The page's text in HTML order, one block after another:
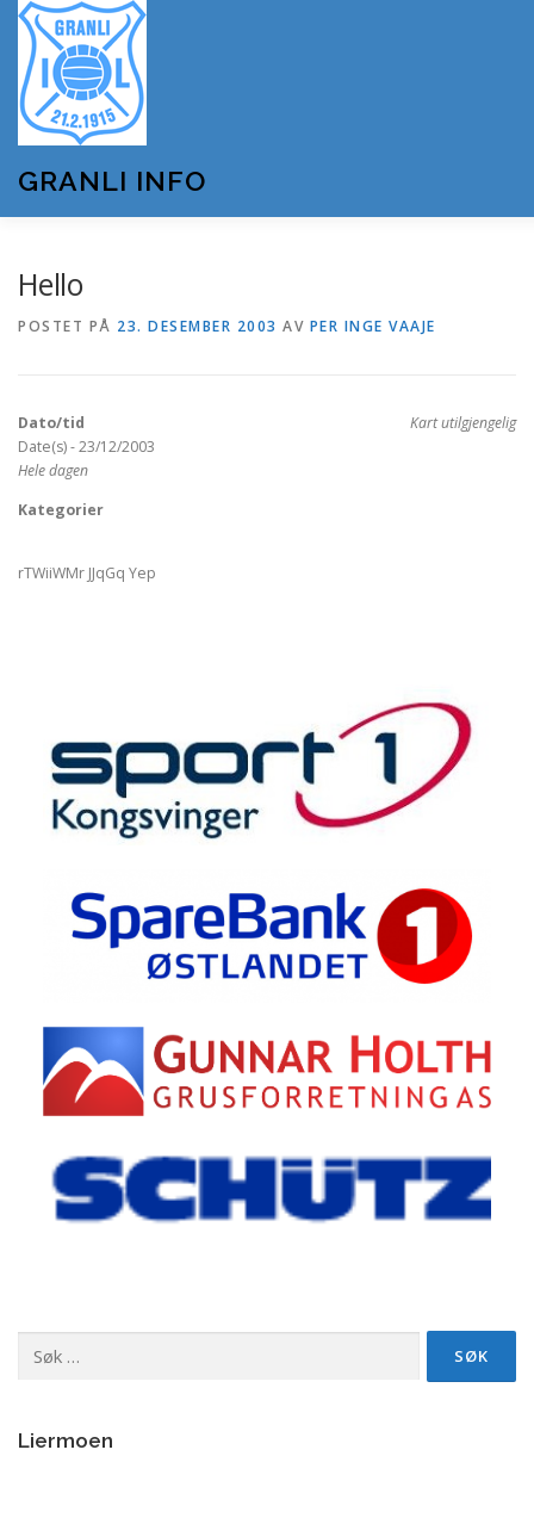
innhold
GRANLI INFO
OM GRANLI INFO
Hello
POSTET PÅ 23. DESEMBER 2003 AV PER INGE VAAJE
Kart utilgjengelig
Dato/tid
Date(s) - 23/12/2003
Hele dagen
Kategorier
rTWiiWMr JJqGq Yep
etter:
Liermoen